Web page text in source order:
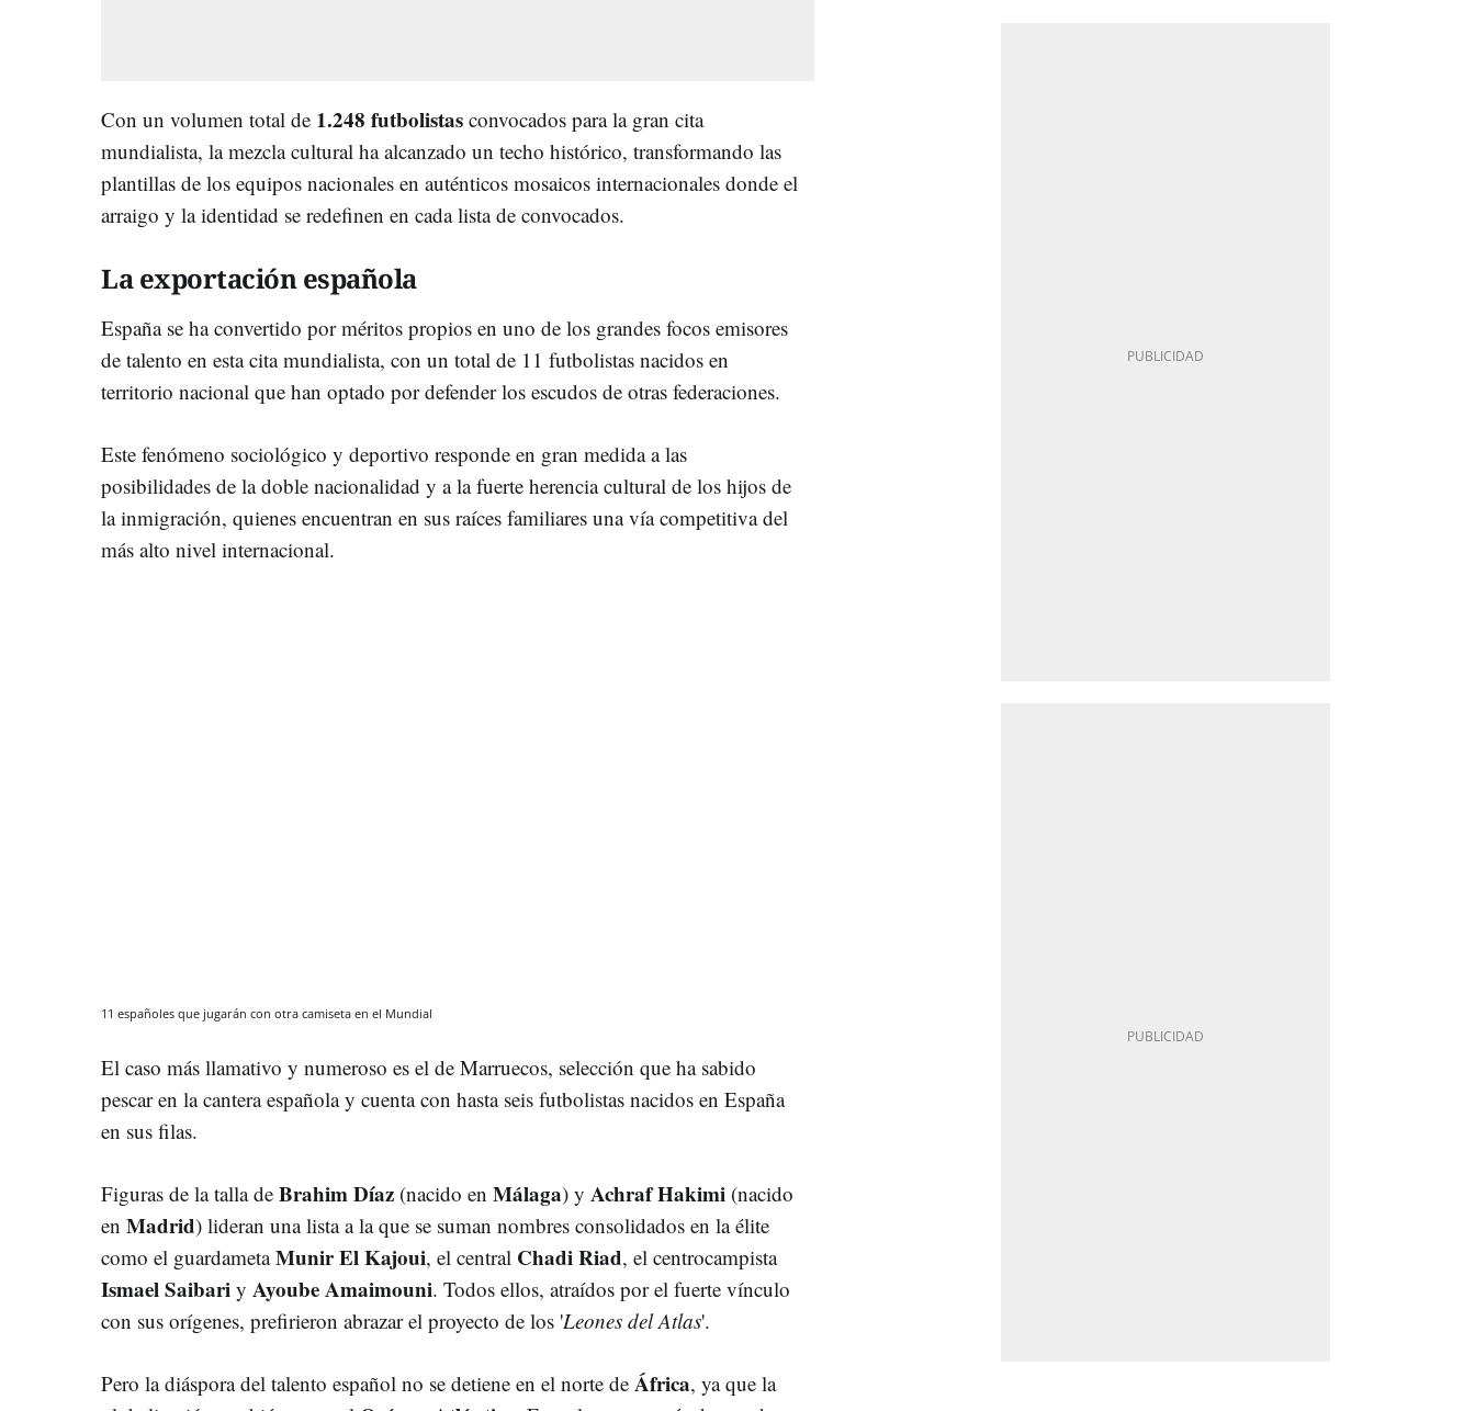
Con un volumen total de 1.248 futbolistas convocados para la gran cita
mundialista, la mezcla cultural ha alcanzado un techo histórico, transformando las
plantillas de los equipos nacionales en auténticos mosaicos internacionales donde el
arraigo y la identidad se redefinen en cada lista de convocados.
La exportación española
España se ha convertido por méritos propios en uno de los grandes focos emisores
de talento en esta cita mundialista, con un total de 11 futbolistas nacidos en
territorio nacional que han optado por defender los escudos de otras federaciones.
Este fenómeno sociológico y deportivo responde en gran medida a las
posibilidades de la doble nacionalidad y a la fuerte herencia cultural de los hijos de
la inmigración, quienes encuentran en sus raíces familiares una vía competitiva del
más alto nivel internacional.
11 españoles que jugarán con otra camiseta en el Mundial
El caso más llamativo y numeroso es el de Marruecos, selección que ha sabido
pescar en la cantera española y cuenta con hasta seis futbolistas nacidos en España
en sus filas.
Figuras de la talla de Brahim Díaz (nacido en Málaga) y Achraf Hakimi (nacido
en Madrid) lideran una lista a la que se suman nombres consolidados en la élite
como el guardametaMunir El Kajoui, el central Chadi Riad, el centrocampista
Ismael Saibari y Ayoube Amaimouni. Todos ellos, atraídos por el fuerte vínculo
con sus orígenes, prefirieron abrazar el proyecto de los 'Leones del Atlas'.
Pero la diáspora del talento español no se detiene en el norte de África, ya que la